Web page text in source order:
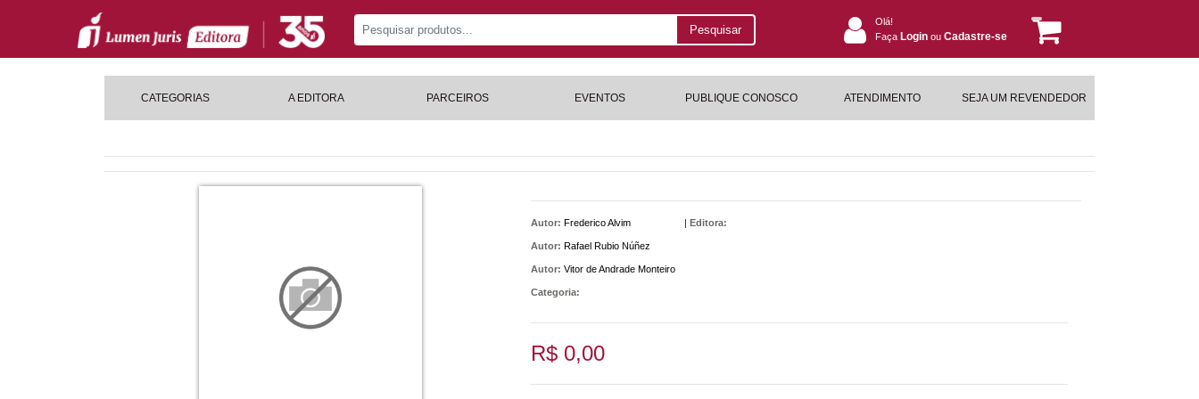
Pesquisar
Olá!
Faça Login ou Cadastre-se
CATEGORIAS A EDITORA PARCEIROS EVENTOS PUBLIQUE CONOSCO ATENDIMENTO SEJA UM REVENDEDOR
Autor: Frederico Alvim
Autor: Rafael Rubio Núñez
Autor: Vitor de Andrade Monteiro
| Editora:
Categoria:
R$ 0,00